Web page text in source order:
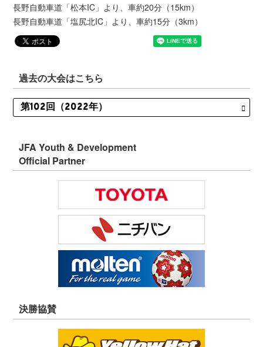
長野自動車道「松本IC」より、車約20分（15km）
長野自動車道「塩尻北IC」より、車約15分（3km）
過去の大会はこちら
JFA Youth & Development
Official Partner
決勝協賛